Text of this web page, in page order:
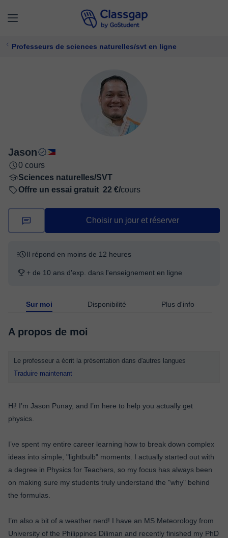
Professeurs de sciences naturelles/svt en ligne
Jason
0 cours
Sciences naturelles/SVT
Offre un essai gratuit 22 €/cours
Choisir un jour et réserver
Il répond en moins de 12 heures
+ de 10 ans d'exp. dans l'enseignement en ligne
Sur moi Disponibilité Plus d'info
A propos de moi
Le professeur a écrit la présentation dans d'autres langues
Traduire maintenant
Hi! I’m Jason Punay, and I’m here to help you actually get
physics.
I’ve spent my entire career learning how to break down complex
ideas into simple, "lightbulb" moments. I actually started out with
a degree in Physics for Teachers, so my focus has always been
on making sure my students truly understand the "why" behind
the formulas.
I’m also a bit of a weather nerd! I have an MS Meteorology from
University of the Philippines Diliman and recently finished my PhD